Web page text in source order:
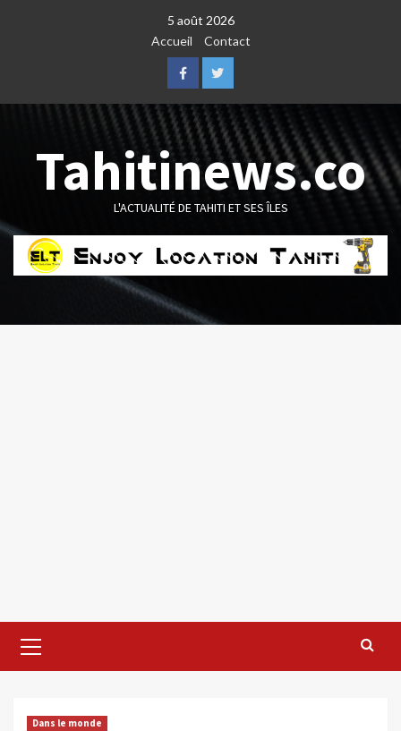
5 août 2026
Accueil
Contact
FacebookTwitter
Tahitinews.co
L'ACTUALITÉ DE TAHITI ET SES ÎLES
Menu
Dans le monde